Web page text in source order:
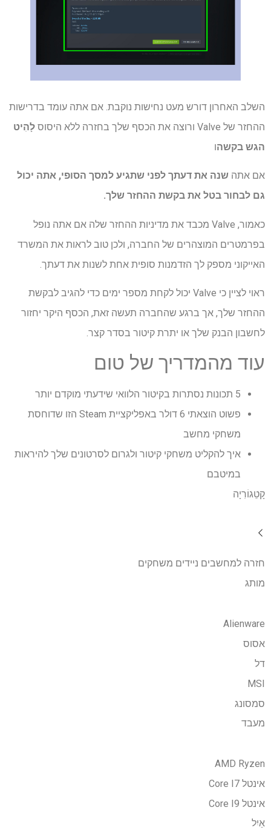
השלב האחרון דורש מעט נחישות נוקבת. אם אתה עומד בדרישות
ההחזר של Valve ורוצה את הכסף שלך בחזרה ללא היסוס
לָהִיט
הגש בקשהו
אם אתה שנה את דעתך לפני שתגיע למסך הסופי, אתה יכול
גם לבחור בטל את בקשת ההחזר שלך.
כאמור, Valve מכבד את מדיניות ההחזר שלה אם אתה נופל
בפרמטרים המוצהרים של החברה, ולכן טוב לראות את המשרד
האייקוני מספק לך הזדמנות סופית אחת לשנות את דעתך.
ראוי לציין כי Valve יכול לקחת מספר ימים כדי להגיב לבקשת
ההחזר שלך, אך ברגע שהחברה תעשה זאת, הכסף היקר יחזור
לחשבון הבנק שלך או יתרת קיטור בסדר קצר.
עוד מהמדריך של טום
5 תכונות נסתרות בקיטור הלוואי שידעתי מוקדם יותר
פשוט הוצאתי 6 דולר באפליקציית Steam הזו שדוחסת
משחקי מחשב
איך להקליט משחקי קיטור ולגרום לסרטונים שלך להיראות
במיטבם
קָטֵגוֹרִיָה
חזרה למחשבים ניידים משחקים
מותג
Alienware
אסוס
דל
MSI
סמסונג
מעבד
AMD Ryzen
אינטל Core I7
אינטל Core I9
אַיִל